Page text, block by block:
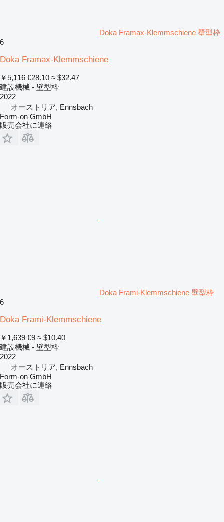
Doka Framax-Klemmschiene 壁型枠
6
Doka Framax-Klemmschiene
￥5,116 €28.10 ≈ $32.47
建設機械 - 壁型枠
2022
オーストリア, Ennsbach
Form-on GmbH
販売会社に連絡
Doka Frami-Klemmschiene 壁型枠
6
Doka Frami-Klemmschiene
￥1,639 €9 ≈ $10.40
建設機械 - 壁型枠
2022
オーストリア, Ennsbach
Form-on GmbH
販売会社に連絡